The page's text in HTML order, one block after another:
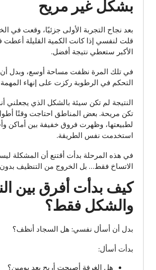
بشكل غير مريح
بعد نجاح التجربة الأولى جزئيًا، وقعت في
قلت لنفسي إذا كانت الكمية القليلة أعطت
الأكبر ستعطي نتيجة أفضل.
في تلك المرة نظفت مساحة أوسع، وبدل
التحكم في الرطوبة ركزت على إنهاء
النتيجة لم تكن سيئة بالشكل الذي يجعلني
تكن مريحة. بعض المناطق احتاجت وقتًا
لطبيعتها، وظهرت فروق خفيفة بين أماكن
استخدمت نفس الطريقة.
في هذه المرحلة بدأت أقتنع أن المشكلة
الاتساخ فقط… بل الخروج من التنظيف بدون
كيف بدأت أفرق بين
والشكل فقط؟
بدل أن أسأل نفسي: هل السجاد أنظف؟
بدأت أسأل:
هل الغرفة أصبحت أريح بعد يومين؟